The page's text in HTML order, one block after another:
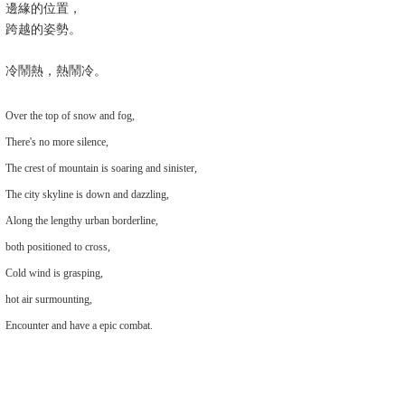
邊緣的位置，
跨越的姿勢。
冷鬧熱，熱鬧冷。
Over the top of snow and fog,
There's no more silence,
The crest of mountain is soaring and sinister,
The city skyline is down and dazzling,
Along the lengthy urban borderline,
both positioned to cross,
Cold wind is grasping,
hot air surmounting,
Encounter and have a epic combat.